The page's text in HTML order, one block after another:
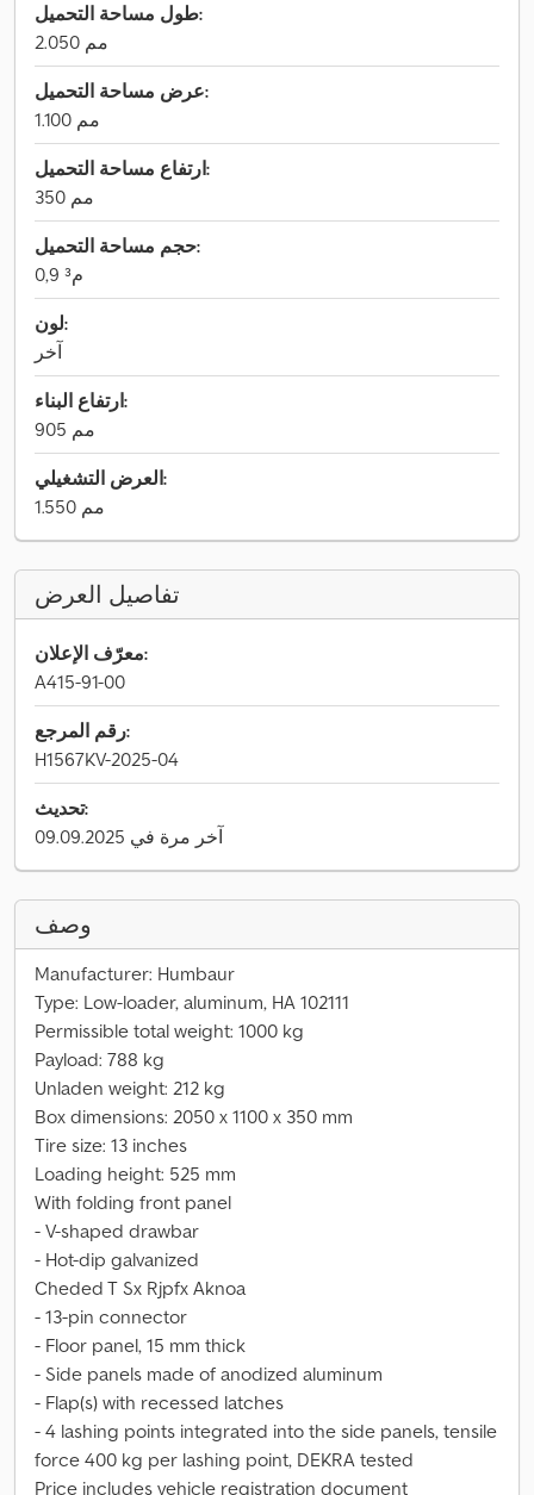
طول مساحة التحميل:
2.050 مم
عرض مساحة التحميل:
1.100 مم
ارتفاع مساحة التحميل:
350 مم
حجم مساحة التحميل:
0,9 م³
لون:
آخر
ارتفاع البناء:
905 مم
العرض التشغيلي:
1.550 مم
تفاصيل العرض
معرّف الإعلان:
A415-91-00
رقم المرجع:
H1567KV-2025-04
تحديث:
آخر مرة في 09.09.2025
وصف
Manufacturer: Humbaur
Type: Low-loader, aluminum, HA 102111
Permissible total weight: 1000 kg
Payload: 788 kg
Unladen weight: 212 kg
Box dimensions: 2050 x 1100 x 350 mm
Tire size: 13 inches
Loading height: 525 mm
With folding front panel
- V-shaped drawbar
- Hot-dip galvanized
Cheded T Sx Rjpfx Aknoa
- 13-pin connector
- Floor panel, 15 mm thick
- Side panels made of anodized aluminum
- Flap(s) with recessed latches
- 4 lashing points integrated into the side panels, tensile
force 400 kg per lashing point, DEKRA tested
Price includes vehicle registration document